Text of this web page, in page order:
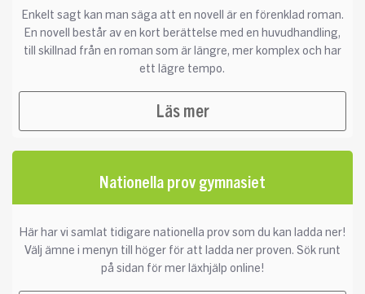
Enkelt sagt kan man säga att en novell är en förenklad roman.
En novell består av en kort berättelse med en huvudhandling,
till skillnad från en roman som är längre, mer komplex och har
ett lägre tempo.
Läs mer
Nationella prov gymnasiet
Här har vi samlat tidigare nationella prov som du kan ladda ner!
Välj ämne i menyn till höger för att ladda ner proven. Sök runt
på sidan för mer läxhjälp online!